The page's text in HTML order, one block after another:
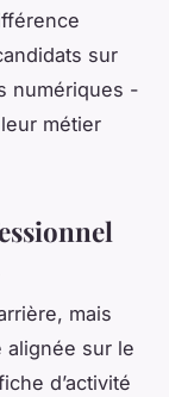
sur
numériques -
métier
mais
alignée sur le
d’activité